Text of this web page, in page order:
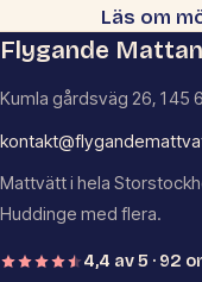
Läs om
Flygande
Kumla gårdsväg 26, 145
Mattvätt i hela
Huddinge med flera.
4,4 av 5 · 92